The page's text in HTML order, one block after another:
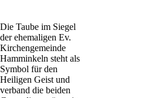
Die Taube im Siegel
der ehemaligen Ev.
Kirchengemeinde
Hamminkeln steht als
Symbol für den
Heiligen Geist und
verband die beiden